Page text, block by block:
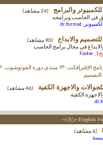
والبرامج
(54 مشاهد)
في الحاسب وبرامجه
,
dr.format
والابداع
(90 مشاهد)
في مجال برامج الحاسب
,
Faster
الإفترإفكت, منتدى دورة الفوتوشوب,
التصميم
والاجهزة الكفية
(46 مشاهد)
الكفية
(6 مشاهد)